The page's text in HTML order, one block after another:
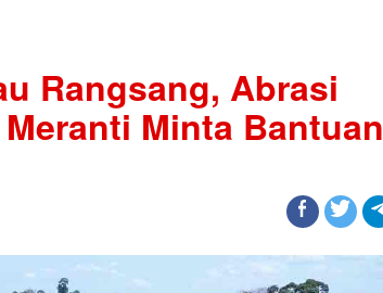
Rangsang, Abrasi
Minta Bantuan